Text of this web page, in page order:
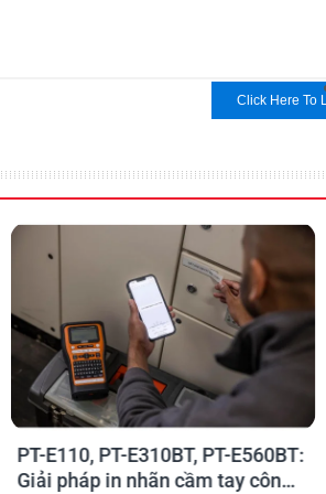
Click Here To
PT-E110, PT-E310BT, PT-E560BT:
Giải pháp in nhãn cầm tay công